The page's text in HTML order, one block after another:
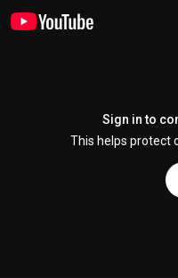
Sign in to
This helps protect